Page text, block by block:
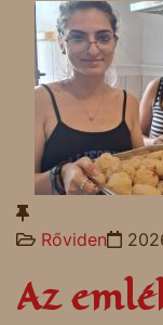
Rőviden
Az